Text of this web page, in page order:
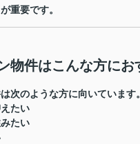
重要です。
物件はこんな方にお
次のような方に向いています。
たい
たい